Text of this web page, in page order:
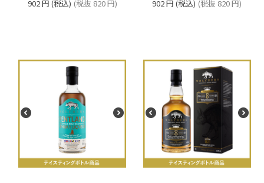
902円 (税込) (税抜 820円) 902円 (税込) (税抜 820円)